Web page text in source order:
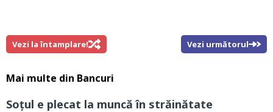
Vezi la întamplare! Vezi următorul
Mai multe din Bancuri
Soțul e plecat la muncă în străinătate